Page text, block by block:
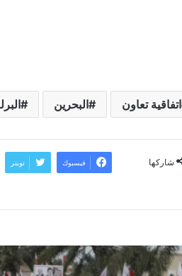
اتفاقية تعاون البحرين
شاركها فيسبوك تويتر